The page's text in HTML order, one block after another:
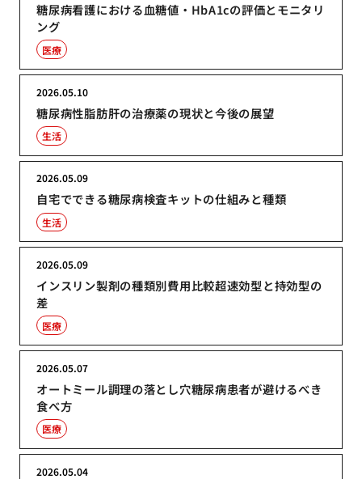
糖尿病看護における血糖値・HbA1cの評価とモニタリ
ング
医療
糖尿病性脂肪肝の治療薬の現状と今後の展望
2026.05.10
生活
自宅でできる糖尿病検査キットの仕組みと種類
2026.05.09
生活
インスリン製剤の種類別費用比較超速効型と持効型の
差
2026.05.09
医療
オートミール調理の落とし穴糖尿病患者が避けるべき
食べ方
2026.05.07
医療
2026.05.04